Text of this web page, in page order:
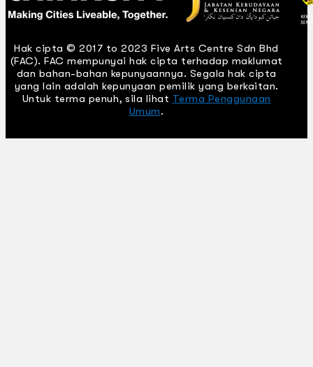
Hak cipta © 2017 to 2023 Five Arts Centre Sdn Bhd
(FAC). FAC mempunyai hak cipta terhadap maklumat
dan bahan-bahan kepunyaannya. Segala hak cipta
yang lain adalah kepunyaan pemilik yang berkaitan.
Untuk terma penuh, sila lihat Terma Penggunaan
Umum.